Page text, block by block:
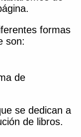
formas
son:
de
se dedican a
de libros.